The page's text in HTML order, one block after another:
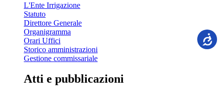
L'Ente Irrigazione
Statuto
Direttore Generale
Organigramma
Orari Uffici
Storico amministrazioni
Gestione commissariale
Atti e pubblicazioni